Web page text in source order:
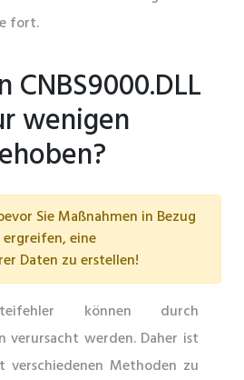
fort.
wenigen
Sie Maßnahmen in Bezug
eine
Daten zu erstellen!
können durch
verursacht werden. Daher ist
Methoden zu